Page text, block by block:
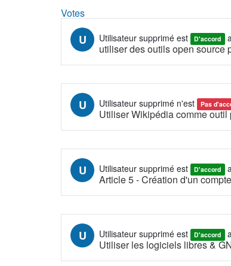
Votes
U Utilisateur supprimé est D'accord
utiliser des outils open source
U Utilisateur supprimé n'est Pas
Utiliser Wikipédia comme
U Utilisateur supprimé est D'accord
Article 5 - Création d'un
U Utilisateur supprimé est D'accord
Utiliser les logiciels libres &